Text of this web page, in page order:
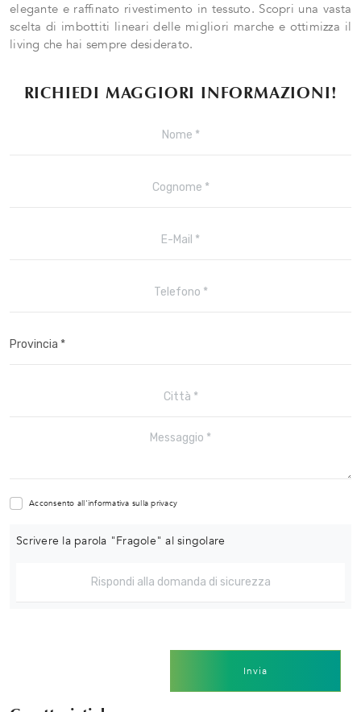
elegante e raffinato rivestimento in tessuto. Scopri una vasta
scelta di imbottiti lineari delle migliori marche e ottimizza il
living che hai sempre desiderato.
RICHIEDI MAGGIORI INFORMAZIONI!
Acconsento all'informativa sullaprivacy
Scrivere la parola "Fragole" al singolare
Invia